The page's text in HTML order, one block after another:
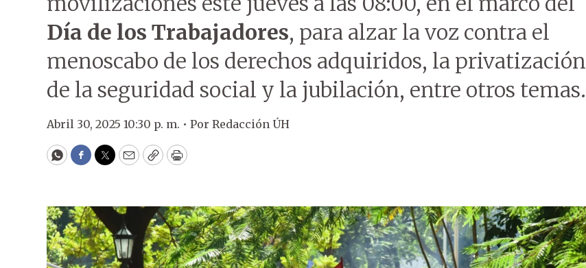
Día de los Trabajadores, para alzar la voz contra el
menoscabo de los derechos adquiridos, la privatización
de la seguridad social y la jubilación, entre otros temas.
Abril 30, 2025 10:30 p. m. • Por Redacción ÚH
WhatsApp
Facebook
Twitter
EmailCopyPrint